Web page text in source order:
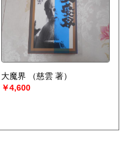
大魔界
（慈雲 著）
￥4,600